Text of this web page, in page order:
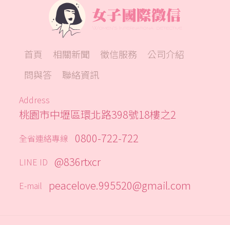
首頁 相關新聞 徵信服務
公司介紹
問與答
聯絡資訊
Address
桃園市中壢區環北路398號18樓之2
全省連絡專線 0800-722-722
LINE ID @836rtxcr
E-mail peacelove.995520@gmail.com